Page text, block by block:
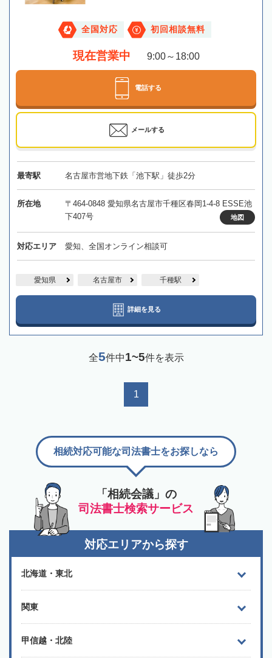
全国対応 初回相談無料
現在営業中 9:00～18:00
電話する
メールする
最寄駅 名古屋市営地下鉄「池下駅」徒歩2分
所在地
〒464-0848 愛知県名古屋市千種区春岡1-4-8 ESSE池
下407号
地図
対応エリア 愛知、全国オンライン相談可
愛知県 名古屋市 千種駅
詳細を見る
全5件中1~5件を表示
1
「相続会議」の
司法書士検索サービス
相続対応可能な司法書士をお探しなら
対応エリアから探す
北海道・東北
関東
甲信越・北陸